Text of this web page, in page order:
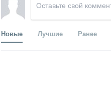
Новые Лучшие Ранее